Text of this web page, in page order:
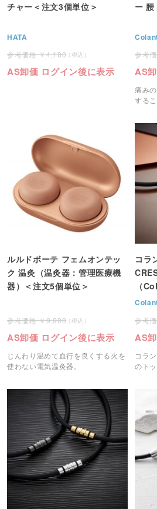
チャー＜注文3個単位＞
HATA
4,180
AS卸価 ログイン後に表示
ー
AS
痛み
する
ルルドボーテ フェムオンテッ
ク 温灸（温灸器：管理医療機
器）＜注文5個単位＞
9,900
AS卸価 ログイン後に表示
じんわり温めて血行を良くする火を
使わない電気温灸器。
コラ
（
AS
コラ
のト